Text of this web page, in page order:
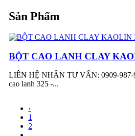
Sản Phẩm
BỘT CAO LANH CLAY
LIÊN HỆ NHẬN TƯ VẤN: 0909-987-
cao lanh 325 -...
‹
1
2